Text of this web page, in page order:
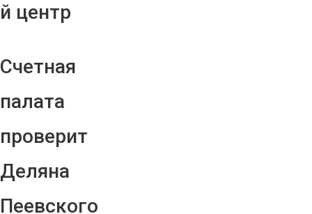
й центр
Счетная
палата
проверит
Деляна
Пеевского